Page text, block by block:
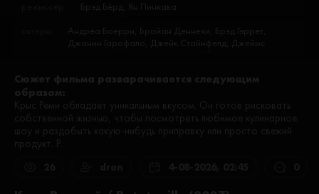
Сюжет фильма разварачивается следующим
образом:
Крыс Реми обладает уникальным вкусом. Он готов рисковать
собственной жизнью, чтобы посмотреть любимое кулинарное
шоу и раздобыть какую-нибудь приправку или просто свежий
продукт. Р...
Брэд Бёрд, Ян Пинкава
Андреа Боерри, Брайан Деннехи, Брэд Гэррет,
Джанин Гарофало, Джейк Стайнфелд, Джеймс
Ричардсон, Лу Романо, Марко Боерри, Питер О’Тул,
Томас Келлер, Тони Фучиле, Уилл Арнетт